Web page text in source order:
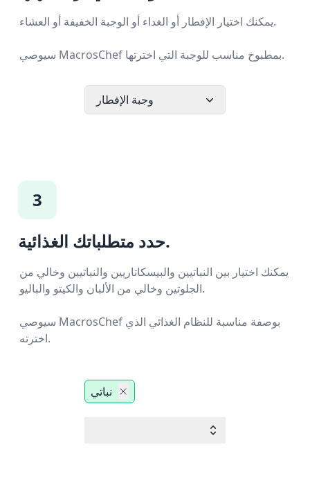
يمكنك اختيار الإفطار أو الغداء أو الوجبة الخفيفة أو العشاء.
سيوصي MacrosChef بمطبوخ مناسب للوجبة التي اخترتها.
وجبة الإفطار
3
حدد متطلباتك الغذائية.
يمكنك اختيار بين النباتيين والبيسكاتاريين والنباتيين وخالي من
الجلوتين وخالي من الألبان والكيتو والباليو.
سيوصي MacrosChef بوصفة مناسبة للنظام الغذائي الذي
اخترته.
نباتي